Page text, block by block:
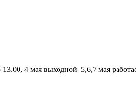
4 мая выходной. 5,6,7 мая